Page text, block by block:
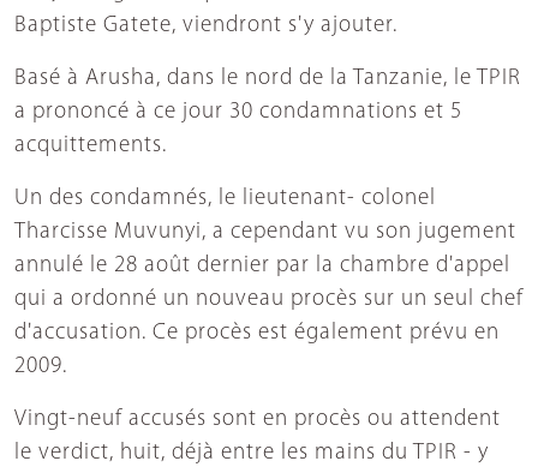
Baptiste Gatete, viendront s'y ajouter.
Basé à Arusha, dans le nord de la Tanzanie, le TPIR
a prononcé à ce jour 30 condamnations et 5
acquittements.
Un des condamnés, le lieutenant- colonel
Tharcisse Muvunyi, a cependant vu son jugement
annulé le 28 août dernier par la chambre d'appel
qui a ordonné un nouveau procès sur un seul chef
d'accusation. Ce procès est également prévu en
2009.
Vingt-neuf accusés sont en procès ou attendent
le verdict, huit, déjà entre les mains du TPIR - y